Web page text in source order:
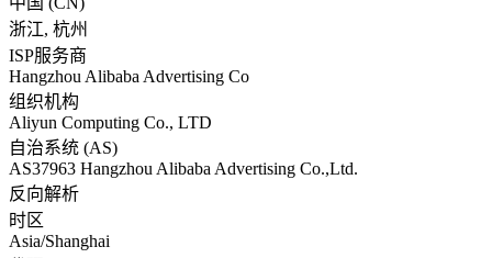
浙江, 杭州
ISP服务商
Hangzhou Alibaba Advertising Co
组织机构
Aliyun Computing Co., LTD
自治系统 (AS)
AS37963 Hangzhou Alibaba Advertising Co.,Ltd.
反向解析
时区
Asia/Shanghai